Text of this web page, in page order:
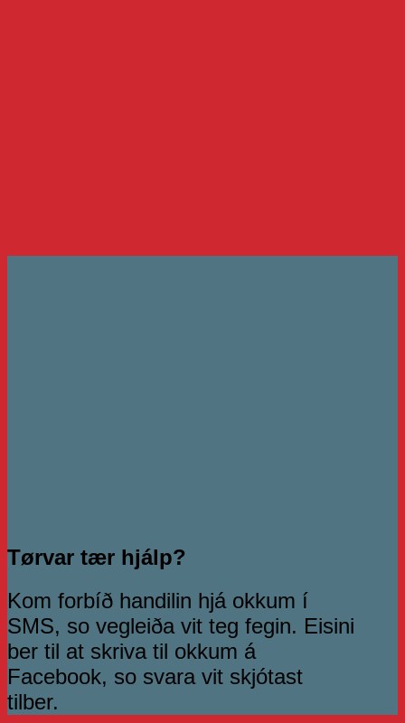
Tørvar tær hjálp?
Kom forbíð handilin hjá okkum í
SMS, so vegleiða vit teg fegin. Eisini
ber til at skriva til okkum á
Facebook, so svara vit skjótast
tilber.